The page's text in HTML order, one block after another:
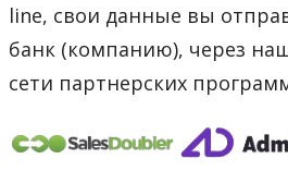
line, свои данные вы
банк (компанию), через
сети партнерских